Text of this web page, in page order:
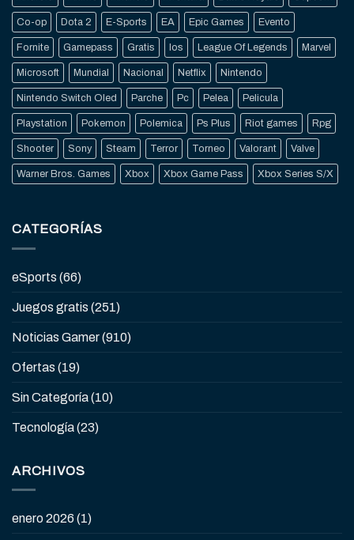
Co-op Dota 2 E-Sports EA Epic Games Evento
Fornite Gamepass Gratis Ios League Of Legends Marvel
Microsoft Mundial Nacional Netflix Nintendo
Nintendo Switch Oled Parche Pc Pelea Pelicula
Playstation Pokemon Polemica Ps Plus Riot games Rpg
Shooter Sony Steam Terror Torneo Valorant Valve
Warner Bros. Games Xbox Xbox Game Pass Xbox Series S/X
CATEGORÍAS
eSports (66)
Juegos gratis (251)
Noticias Gamer(910)
Ofertas (19)
Sin Categoría(10)
Tecnología(23)
ARCHIVOS
enero 2026 (1)